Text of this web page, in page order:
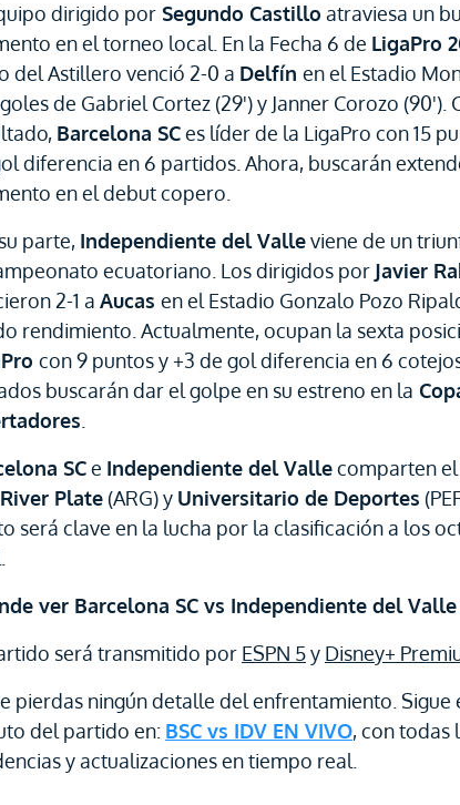
dirigido por Segundo Castillo atraviesa un
en el torneo local. En la Fecha 6 de LigaPro
del Astillero venció 2-0 a Delfín en el Estadio
de Gabriel Cortez (29') y Janner Corozo (90').
Barcelona SCes líder de la LigaPro con 15
diferencia en 6 partidos. Ahora, buscarán
en el debut copero.
parte, Independiente del Valleviene de un
ecuatoriano. Los dirigidos por Javier
2-1 a Aucas en el Estadio Gonzalo Pozo
rendimiento. Actualmente, ocupan la sexta
con 9 puntos y +3 de gol diferencia en 6
buscarán dar el golpe en su estreno en la
SCe Independiente del Vallecomparten
River Plate (ARG) y Universitario de Deportes
será clave en la lucha por la clasificación a los
ver Barcelona SC vs Independiente del
será transmitido por ESPN 5y Disney+
pierdas ningún detalle del enfrentamiento. Sigue
del partido en: BSC vs IDV EN VIVO, con todas
y actualizaciones en tiempo real.